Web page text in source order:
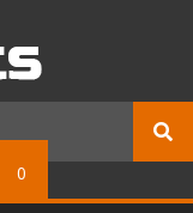
0